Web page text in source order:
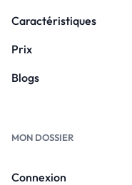
Caractéristiques
Prix
Blogs
MON DOSSIER
Connexion